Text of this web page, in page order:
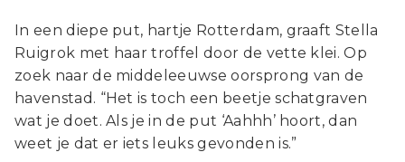
In een diepe put, hartje Rotterdam, graaft Stella
Ruigrok met haar troffel door de vette klei. Op
zoek naar de middeleeuwse oorsprong van de
havenstad. “Het is toch een beetje schatgraven
wat je doet. Als je in de put ‘Aahhh’ hoort, dan
weet je dat er iets leuks gevonden is.”